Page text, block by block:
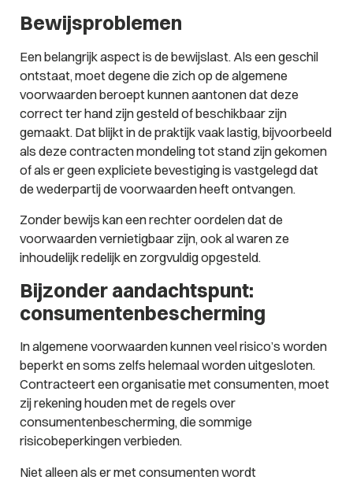
Bewijsproblemen
Een belangrijk aspect is de bewijslast. Als een geschil
ontstaat, moet degene die zich op de algemene
voorwaarden beroept kunnen aantonen dat deze
correct ter hand zijn gesteld of beschikbaar zijn
gemaakt. Dat blijkt in de praktijk vaak lastig, bijvoorbeeld
als deze contracten mondeling tot stand zijn gekomen
of als er geen expliciete bevestiging is vastgelegd dat
de wederpartij de voorwaarden heeft ontvangen.
Zonder bewijs kan een rechter oordelen dat de
voorwaarden vernietigbaar zijn, ook al waren ze
inhoudelijk redelijk en zorgvuldig opgesteld.
Bijzonder aandachtspunt:
consumentenbescherming
In algemene voorwaarden kunnen veel risico’s worden
beperkt en soms zelfs helemaal worden uitgesloten.
Contracteert een organisatie met consumenten, moet
zij rekening houden met de regels over
consumentenbescherming, die sommige
risicobeperkingen verbieden.
Niet alleen als er met consumenten wordt